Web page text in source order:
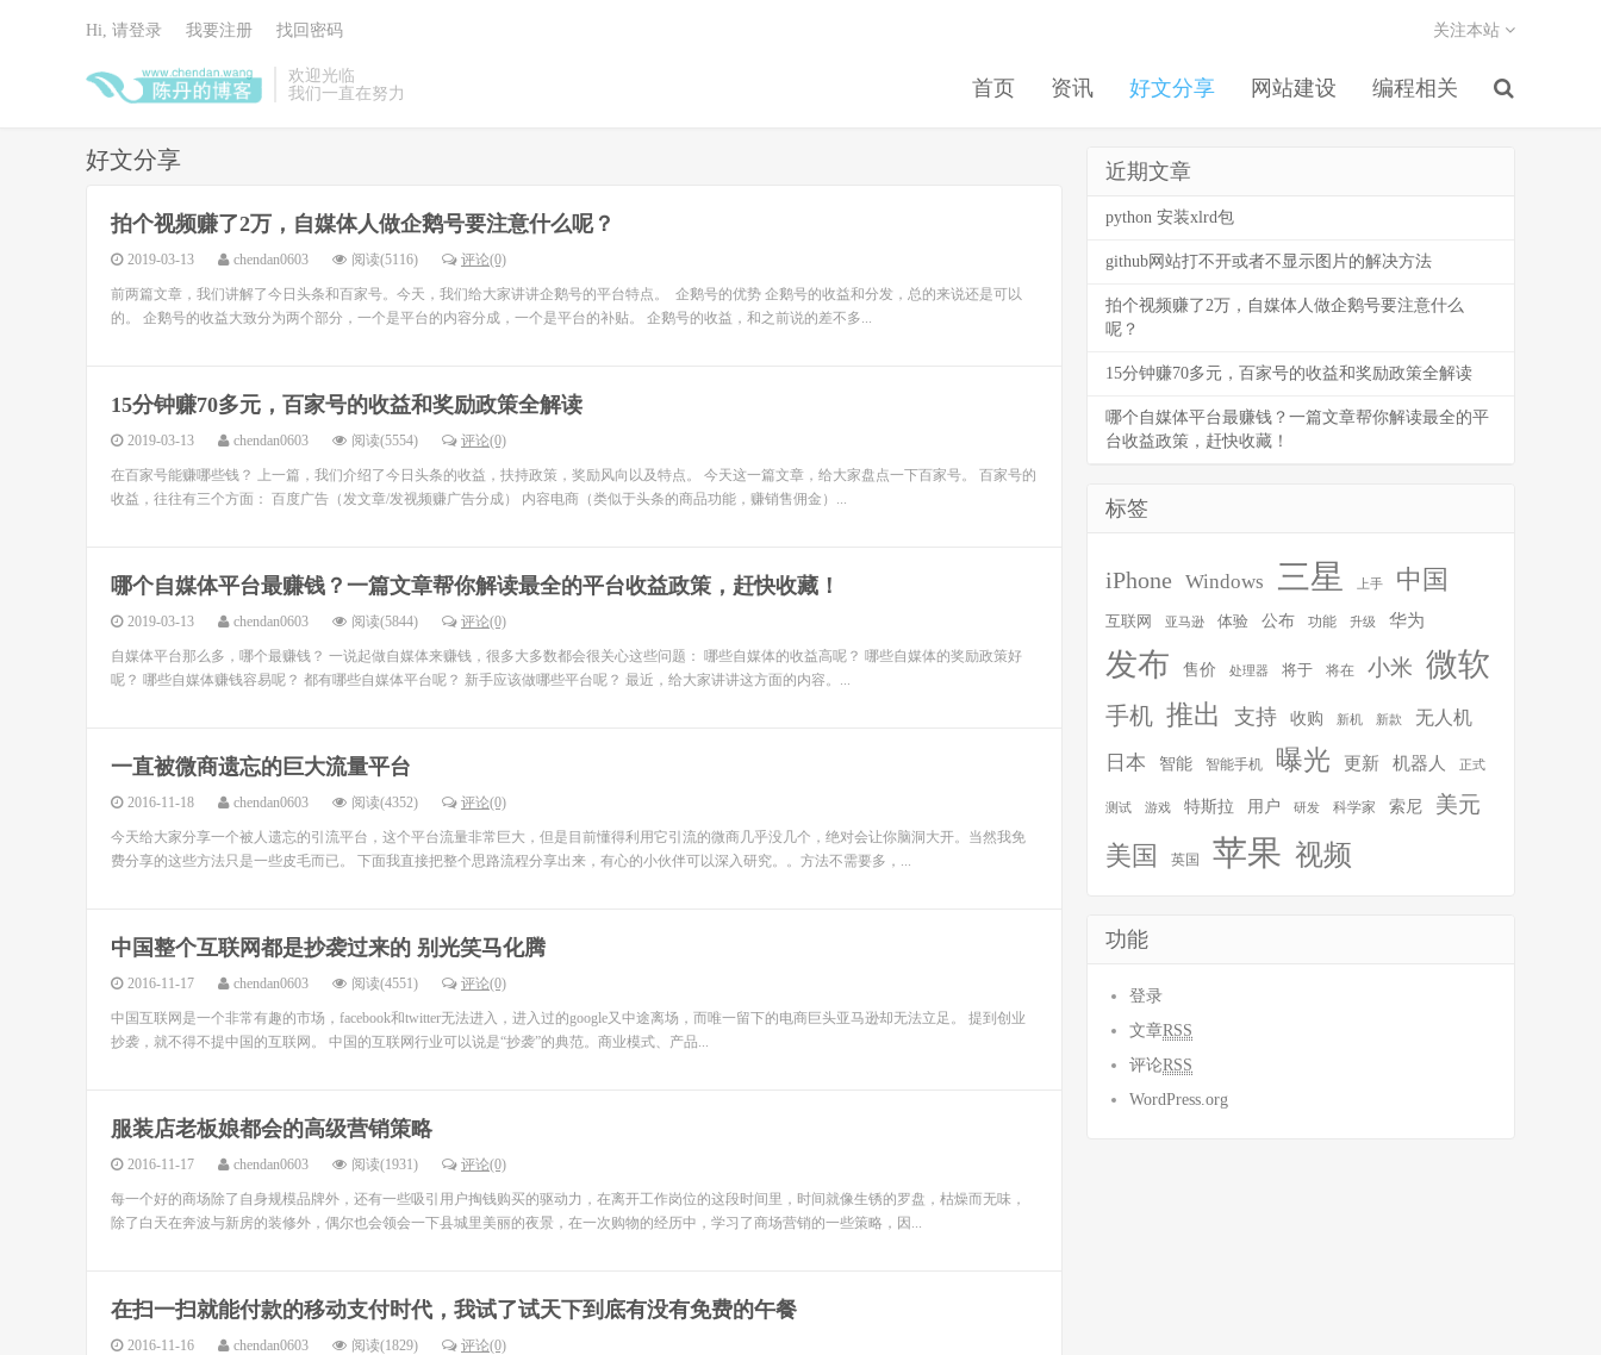
欢迎光临
我们一直在努力
首页 资讯 好文分享 网站建设 编程相关
关注本站
Hi, 请登录 我要注册 找回密码
好文分享
拍个视频赚了2万，自媒体人做企鹅号要注意什么呢？
2019-03-13 chendan0603 阅读(5116) 评论(0)
前两篇文章，我们讲解了今日头条和百家号。今天，我们给大家讲讲企鹅号的平台特点。 企鹅号的优势 企鹅号的收益和分发，总的来说还是可以
的。 企鹅号的收益大致分为两个部分，一个是平台的内容分成，一个是平台的补贴。 企鹅号的收益，和之前说的差不多...
15分钟赚70多元，百家号的收益和奖励政策全解读
2019-03-13 chendan0603 阅读(5554) 评论(0)
在百家号能赚哪些钱？ 上一篇，我们介绍了今日头条的收益，扶持政策，奖励风向以及特点。 今天这一篇文章，给大家盘点一下百家号。 百家号的
收益，往往有三个方面： 百度广告（发文章/发视频赚广告分成） 内容电商（类似于头条的商品功能，赚销售佣金）...
哪个自媒体平台最赚钱？一篇文章帮你解读最全的平台收益政策，赶快收藏！
2019-03-13 chendan0603 阅读(5844) 评论(0)
自媒体平台那么多，哪个最赚钱？ 一说起做自媒体来赚钱，很多大多数都会很关心这些问题： 哪些自媒体的收益高呢？ 哪些自媒体的奖励政策好
呢？ 哪些自媒体赚钱容易呢？ 都有哪些自媒体平台呢？ 新手应该做哪些平台呢？ 最近，给大家讲讲这方面的内容。...
一直被微商遗忘的巨大流量平台
2016-11-18 chendan0603 阅读(4352) 评论(0)
今天给大家分享一个被人遗忘的引流平台，这个平台流量非常巨大，但是目前懂得利用它引流的微商几乎没几个，绝对会让你脑洞大开。当然我免
费分享的这些方法只是一些皮毛而已。 下面我直接把整个思路流程分享出来，有心的小伙伴可以深入研究。。方法不需要多，...
中国整个互联网都是抄袭过来的 别光笑马化腾
2016-11-17 chendan0603 阅读(4551) 评论(0)
中国互联网是一个非常有趣的市场，facebook和twitter无法进入，进入过的google又中途离场，而唯一留下的电商巨头亚马逊却无法立足。 提到创业
抄袭，就不得不提中国的互联网。 中国的互联网行业可以说是“抄袭”的典范。商业模式、产品...
服装店老板娘都会的高级营销策略
2016-11-17 chendan0603 阅读(1931) 评论(0)
每一个好的商场除了自身规模品牌外，还有一些吸引用户掏钱购买的驱动力，在离开工作岗位的这段时间里，时间就像生锈的罗盘，枯燥而无味，
除了白天在奔波与新房的装修外，偶尔也会领会一下县城里美丽的夜景，在一次购物的经历中，学习了商场营销的一些策略，因...
在扫一扫就能付款的移动支付时代，我试了试天下到底有没有免费的午餐
2016-11-16 chendan0603 阅读(1829) 评论(0)
近期文章
python 安装xlrd包
github网站打不开或者不显示图片的解决方法
拍个视频赚了2万，自媒体人做企鹅号要注意什么
呢？
15分钟赚70多元，百家号的收益和奖励政策全解读
哪个自媒体平台最赚钱？一篇文章帮你解读最全的平
台收益政策，赶快收藏！
标签
iPhone Windows 三星 上手 中国
互联网 亚马逊 体验 公布 功能 升级 华为
发布 售价 处理器 将于 将在 小米 微软
手机 推出 支持 收购 新机 新款 无人机
日本 智能 智能手机 曝光 更新 机器人 正式
测试 游戏 特斯拉 用户 研发 科学家 索尼 美元
美国 英国 苹果 视频
功能
登录
文章RSS
评论RSS
WordPress.org